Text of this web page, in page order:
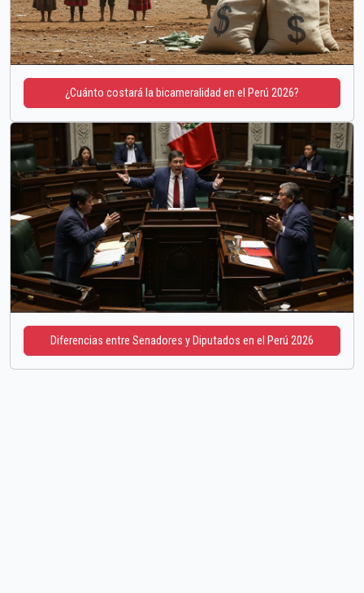
¿Cuánto costará la bicameralidad en el Perú 2026?
Diferencias entre Senadores y Diputados en el Perú 2026